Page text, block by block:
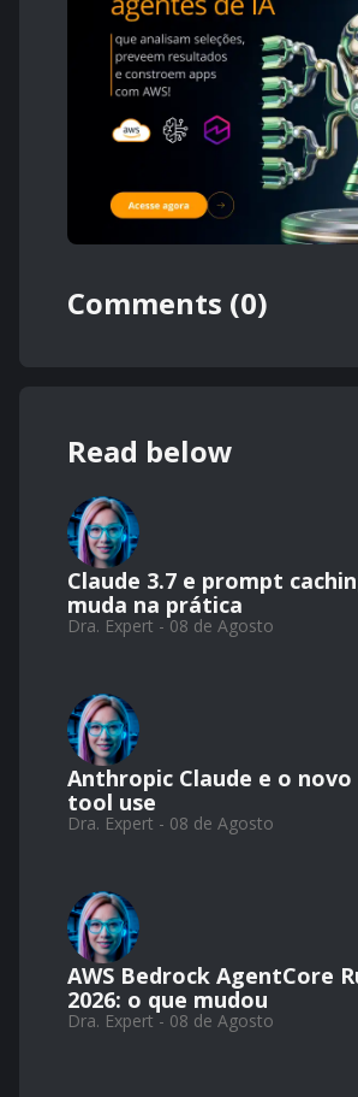
Comments (0)
Read below
Claude 3.7 e prompt
muda na prática
Dra. Expert - 08 de Agosto
Anthropic Claude e o novo
tool use
Dra. Expert - 08 de Agosto
AWS Bedrock AgentCore
2026: o que mudou
Dra. Expert - 08 de Agosto